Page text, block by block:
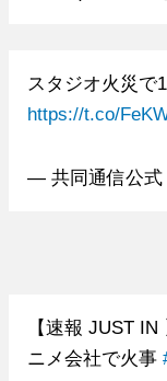
スタジオ火災で
https://t.co/
— 共同通信公式
【速報 JUST
ニメ会社で火事